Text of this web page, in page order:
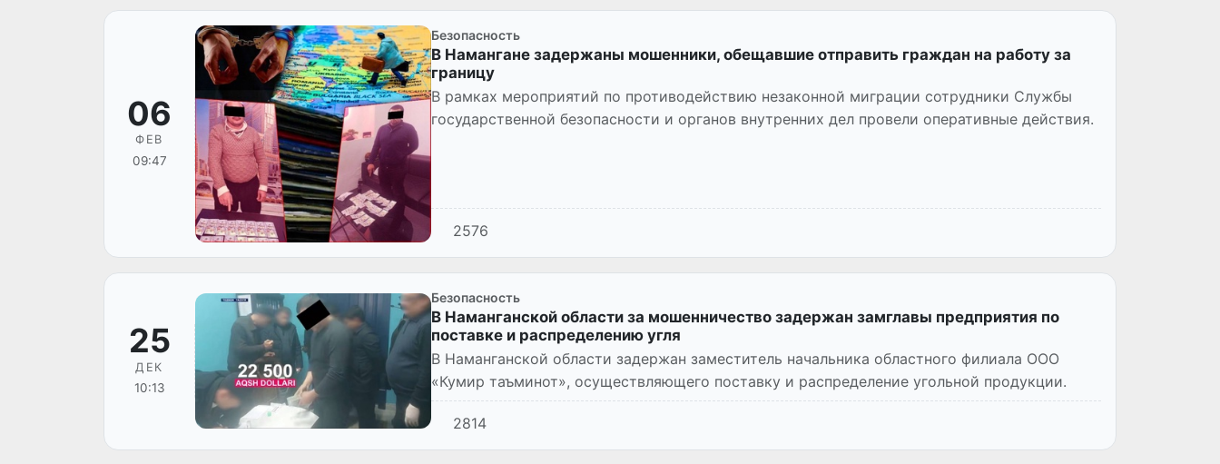
06
ФЕВ
09:47
Безопасность
В Намангане задержаны мошенники, обещавшие отправить граждан на работу за
границу
В рамках мероприятий по противодействию незаконной миграции сотрудники Службы
государственной безопасности и органов внутренних дел провели оперативные действия.
2576
25
ДЕК
10:13
Безопасность
В Наманганской области за мошенничество задержан замглавы предприятия по
поставке и распределению угля
В Наманганской области задержан заместитель начальника областного филиала ООО
«Кумир таъминот», осуществляющего поставку и распределение угольной продукции.
2814